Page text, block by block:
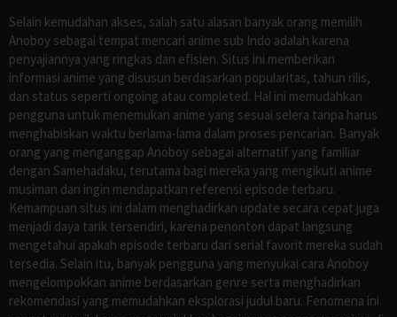
Selain kemudahan akses, salah satu alasan banyak orang memilih
Anoboy sebagai tempat mencari anime sub Indo adalah karena
penyajiannya yang ringkas dan efisien. Situs ini memberikan
informasi anime yang disusun berdasarkan popularitas, tahun rilis,
dan status seperti ongoing atau completed. Hal ini memudahkan
pengguna untuk menemukan anime yang sesuai selera tanpa harus
menghabiskan waktu berlama-lama dalam proses pencarian. Banyak
orang yang menganggap Anoboy sebagai alternatif yang familiar
dengan Samehadaku, terutama bagi mereka yang mengikuti anime
musiman dan ingin mendapatkan referensi episode terbaru.
Kemampuan situs ini dalam menghadirkan update secara cepat juga
menjadi daya tarik tersendiri, karena penonton dapat langsung
mengetahui apakah episode terbaru dari serial favorit mereka sudah
tersedia. Selain itu, banyak pengguna yang menyukai cara Anoboy
mengelompokkan anime berdasarkan genre serta menghadirkan
rekomendasi yang memudahkan eksplorasi judul baru. Fenomena ini